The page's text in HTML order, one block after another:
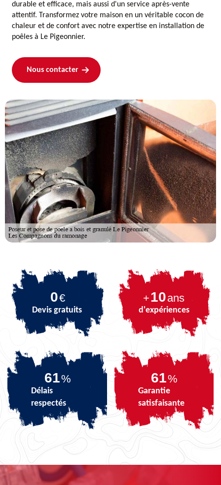
durable et efficace, mais aussi d'un service après-vente
attentif. Transformez votre maison en un véritable cocon de
chaleur et de confort avec notre expertise en installation de
poêles à Le Pigeonnier.
Nous contacter
0€
Devis gratuits
+10ans
d'expériences
72%
Délais
respectés
72%
Garantie
satisfaisante